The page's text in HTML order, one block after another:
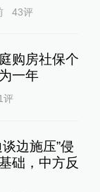
43评
购房社保个
一年
评
边施压”侵
础，中方反